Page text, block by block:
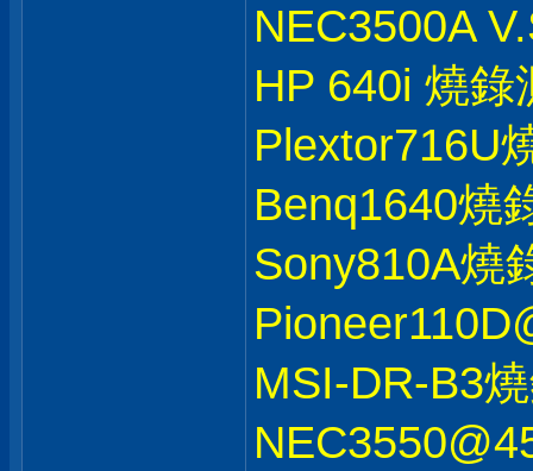
NEC3500A
HP 640i 燒錄
Plextor716U
Benq1640燒
Sony810A燒
MSI-DR-B3